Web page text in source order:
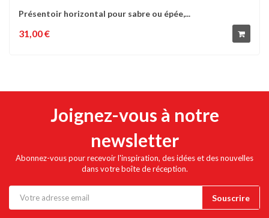
Présentoir horizontal pour sabre ou épée,...
31,00 €
Joignez-vous à notre
newsletter
Abonnez-vous pour recevoir l'inspiration, des idées et des nouvelles
dans votre boîte de réception.